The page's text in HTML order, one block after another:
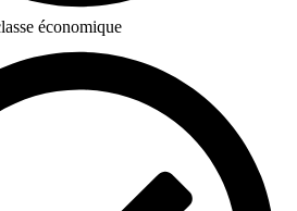
économique